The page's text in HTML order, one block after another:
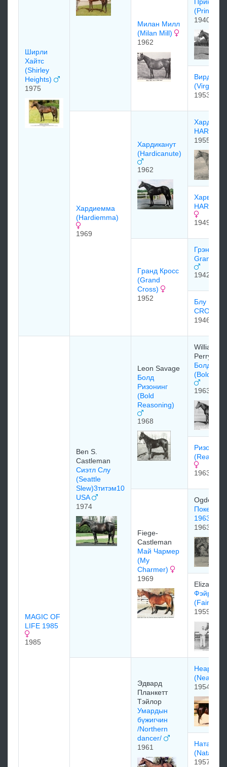
Ширли
Хайтc
(Shirley
Heights)
1975
Милан Милл
(Milan Mill)
1962
1940
(Virginia
1953
Хapдиeммa
(Hardiemma)
1969
Xapдикaнут
(Hardicanute)
1962
Хард
HARD
1955
Харвест
1949
Гpaнд Кpоcc
(Grand
Cross)
1952
1942
Блу
CROSS
1946
MAGIC OF
LIFE 1985
1985
Ben S.
Castleman
Сиэтл Слу
(Seattle
Slew)3титэм10
USA
1974
Leon Savage
Болд
Ризонинг
(Bold
Reasoning)
1968
William
Perry
1963
Ризон Ту
(Reason
1963
Fiege-
Castleman
Май Чармер
(My
Charmer)
1969
Ogden
Покер
1963)
1963
Elizabeth
Фэйр
(Fair
1959
Эдваpд
Планкетт
Тэйлop
Умардын
бүжигчин
/Northern
dancer/
1961
Неарктик
(Nearctic)
1954
Наталма
1957